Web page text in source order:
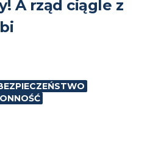
A rząd ciągle z